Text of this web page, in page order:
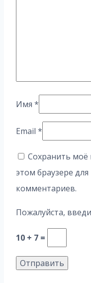
Имя *
Email *
Сохранить моё
этом браузере
комментариев.
Пожалуйста,
10 + 7 =